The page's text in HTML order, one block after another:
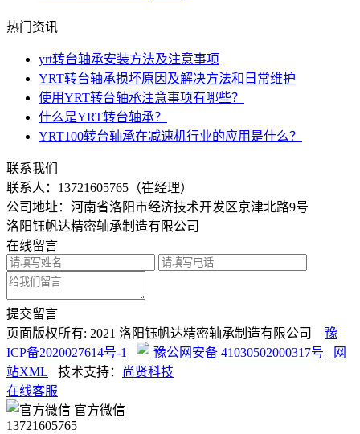
热门资讯
yrt转台轴承安装方法及注意事项
YRT转台轴承损坏原因及解决方法和日常维护
使用YRT转台轴承注意事项有哪些？
什么是YRT转台轴承？
YRT100转台轴承在减速机行业的应用是什么？
联系我们
联系人： 13721605765（崔经理）
公司地址：河南省洛阳市经济技术开发区京津北路9号
洛阳钰帆达精密轴承制造有限公司
在线留言
提交留言
页面版权所有: 2021 洛阳钰帆达精密轴承制造有限公司
豫
ICP备2020027614号-1
豫公网安备 41030502000317号
网
站XML 技术支持：
尚贤科技
在线客服
官方微信
13721605765